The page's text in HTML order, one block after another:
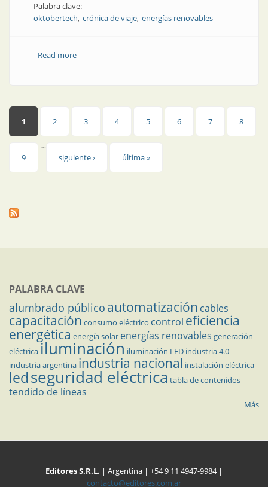
Palabra clave:
oktobertech crónica de viaje energías renovables
Read moreabout Una semana laboral en el exterior
Páginas
1 2 3 4 5 6 7 8
9
…
siguiente ›
última »
PALABRA CLAVE
alumbrado público automatización cables
capacitación consumo eléctrico control eficiencia
energética energía solar energías renovables generación
eléctricailuminación iluminación LED industria 4.0
industria argentina industria nacional instalación eléctrica
ledseguridad eléctrica tabla de contenidos
tendido de líneas
Más
Editores S.R.L. | Argentina | +54 9 11 4947-9984 |
contacto@editores.com.ar